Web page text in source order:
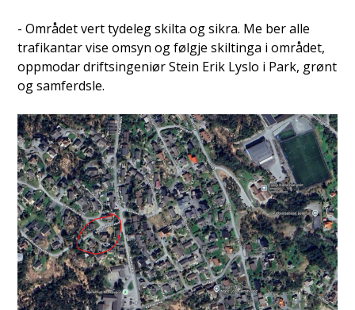
- Området vert tydeleg skilta og sikra. Me ber alle
trafikantar vise omsyn og følgje skiltinga i området,
oppmodar driftsingeniør Stein Erik Lyslo i Park, grønt
og samferdsle.